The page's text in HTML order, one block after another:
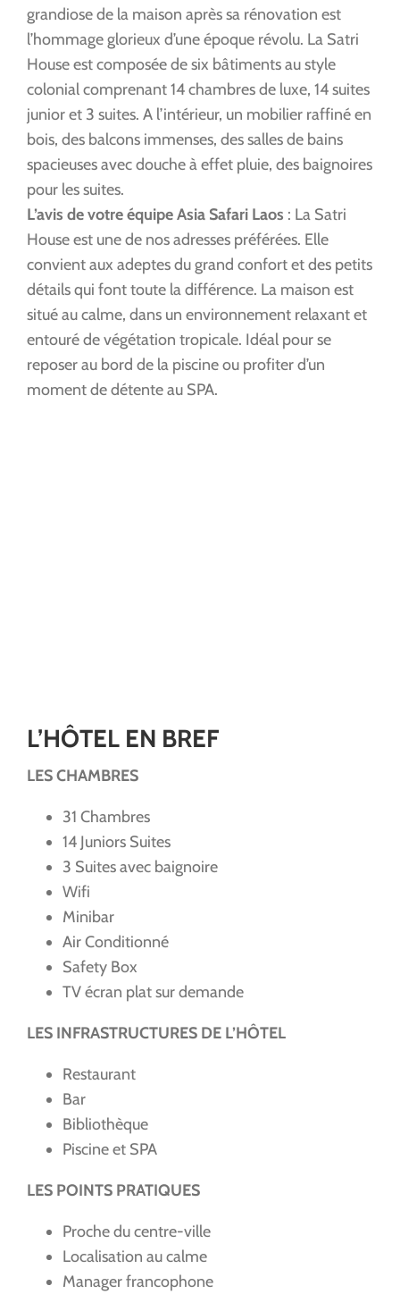
grandiose de la maison après sa rénovation est
l’hommage glorieux d’une époque révolu. La Satri
House est composée de six bâtiments au style
colonial comprenant 14 chambres de luxe, 14 suites
junior et 3 suites. A l’intérieur, un mobilier raffiné en
bois, des balcons immenses, des salles de bains
spacieuses avec douche à effet pluie, des baignoires
pour les suites.
L’avis de votre équipe Asia Safari Laos : La Satri
House est une de nos adresses préférées. Elle
convient aux adeptes du grand confort et des petits
détails qui font toute la différence. La maison est
situé au calme, dans un environnement relaxant et
entouré de végétation tropicale. Idéal pour se
reposer au bord de la piscine ou profiter d’un
moment de détente au SPA.
L’HÔTEL EN BREF
LES CHAMBRES
31 Chambres
14 Juniors Suites
3 Suites avec baignoire
Wifi
Minibar
Air Conditionné
Safety Box
TV écran plat sur demande
LES INFRASTRUCTURES DE L’HÔTEL
Restaurant
Bar
Bibliothèque
Piscine et SPA
LES POINTS PRATIQUES
Proche du centre-ville
Localisation au calme
Manager francophone